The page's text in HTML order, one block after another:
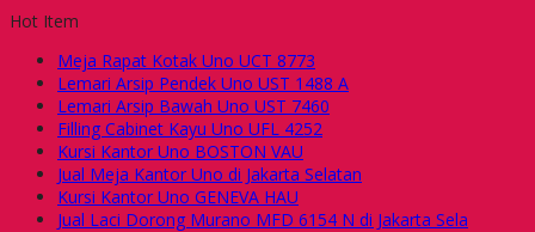
Hot Item
Meja Rapat Kotak Uno UCT 8773
Lemari Arsip Pendek Uno UST 1488 A
Lemari Arsip Bawah Uno UST 7460
Filling Cabinet Kayu Uno UFL 4252
Kursi Kantor Uno BOSTON VAU
Jual Meja Kantor Uno di Jakarta Selatan
Kursi Kantor Uno GENEVA HAU
Jual Laci Dorong Murano MFD 6154 N di Jakarta Sela